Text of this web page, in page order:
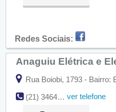
Redes Sociais:
Anaguiu Elétrica e
Rua Boiobi, 1793 - Bairro:
(21) 3464-2182
ver telefone